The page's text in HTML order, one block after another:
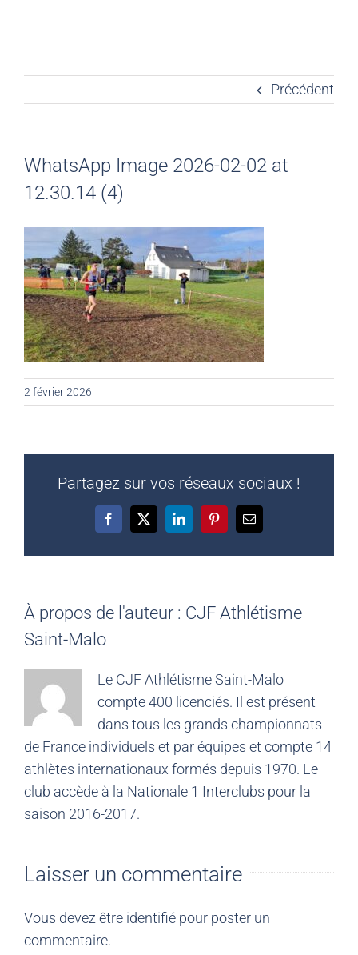
Précédent
WhatsApp Image 2026-02-02 at
12.30.14 (4)
2 février 2026
Partagez sur vos réseaux sociaux !
Facebook
X LinkedInPinterestEmail
À propos de l'auteur : CJF Athlétisme
Saint-Malo
Le CJF Athlétisme Saint-Malo
compte 400 licenciés. Il est présent
dans tous les grands championnats
de France individuels et par équipes et compte 14
athlètes internationaux formés depuis 1970. Le
club accède à la Nationale 1 Interclubs pour la
saison 2016-2017.
Laisser un commentaire
Vous devez être identifié pour poster un
commentaire.